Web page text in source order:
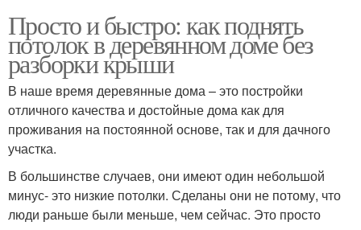
Просто и быстро: как поднять
потолок в деревянном доме без
разборки крыши
В наше время деревянные дома – это постройки
отличного качества и достойные дома как для
проживания на постоянной основе, так и для дачного
участка.
В большинстве случаев, они имеют один небольшой
минус- это низкие потолки. Сделаны они не потому, что
люди раньше были меньше, чем сейчас. Это просто